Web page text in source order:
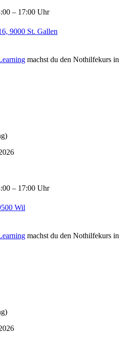
– 17:00 Uhr
9000 St. Gallen
machst du den Nothilfekurs in
– 17:00 Uhr
Wil
machst du den Nothilfekurs in